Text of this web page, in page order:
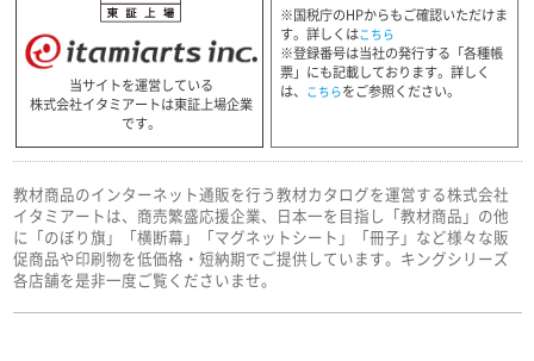
当サイトを運営している
株式会社イタミアートは東証上場企業
です。
※国税庁のHPからもご確認いただけま
す。詳しくはこちら
※登録番号は当社の発行する「各種帳
票」にも記載しております。詳しく
は、 こちらをご参照ください。
教材商品のインターネット通販を行う教材カタログを運営する株式会社
イタミアートは、商売繁盛応援企業、日本一を目指し「教材商品」の他
に「のぼり旗」「横断幕」「マグネットシート」「冊子」など様々な販
促商品や印刷物を低価格・短納期でご提供しています。キングシリーズ
各店舗を是非一度ご覧くださいませ。